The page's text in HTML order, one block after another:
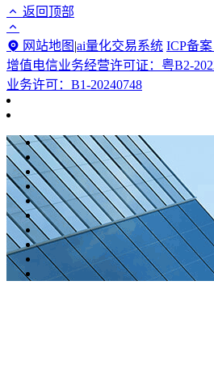
返回顶部
网站地图 |ai量化交易系统 ICP备案
增值电信业务经营许可证：粤B2-
业务许可：B1-20240748